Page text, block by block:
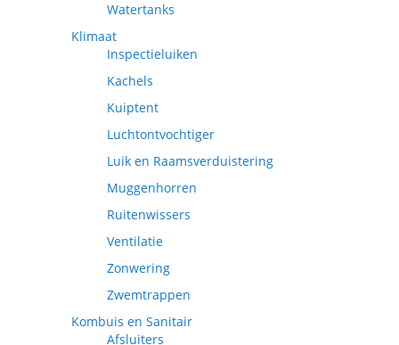
Watertanks
Klimaat
Inspectieluiken
Kachels
Kuiptent
Luchtontvochtiger
Luik en Raamsverduistering
Muggenhorren
Ruitenwissers
Ventilatie
Zonwering
Zwemtrappen
Kombuis en Sanitair
Afsluiters